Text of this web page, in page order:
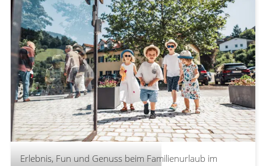
Erlebnis, Fun und Genuss beim Familienurlaub im